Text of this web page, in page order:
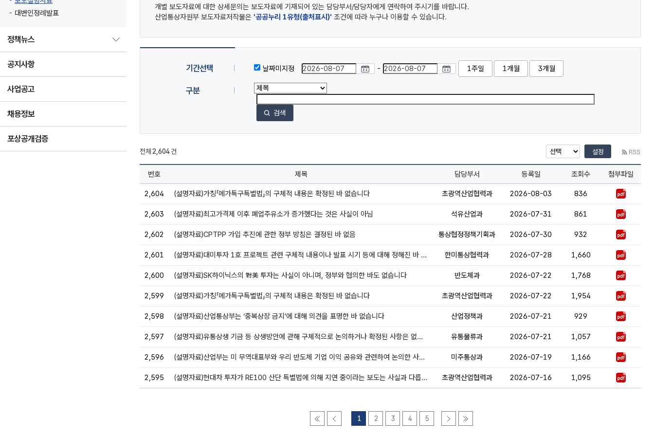
대변인정례발표
정책뉴스
공지사항
사업공고
채용정보
포상공개검증
개별 보도자료에 대한 상세문의는 보도자료에 기재되어 있는 담당부서/담당자에게 연락하여 주시기를 바랍니다.
산업통상자원부 보도자료저작물은 '공공누리 1유형(출처표시)' 조건에 따라 누구나 이용할 수 있습니다.
기간선택 날짜미지정 - 1주일 1개월 3개월
구분
검색
전체2,604건 설정
번호 제목 담당부서 등록일 조회수 첨부파일
2,604 (설명자료)가칭「메가특구특별법」의 구체적 내용은 확정된 바 없습니다 초광역산업협력과 2026-08-03 836
2,603 (설명자료)최고가격제 이후 폐업주유소가 증가했다는 것은 사실이 아님 석유산업과 2026-07-31 861
2,602 (설명자료)CPTPP 가입 추진에 관한 정부 방침은 결정된 바 없음 통상협정정책기획과 2026-07-30 932
2,601 (설명자료)대미투자 1호 프로젝트 관련 구체적 내용이나 발표 시기 등에 대해 정해진 바 없음 한미통상협력과 2026-07-28 1,660
2,600 (설명자료)SK하이닉스의 對美 투자는 사실이 아니며, 정부와 협의한 바도 없습니다 반도체과 2026-07-22 1,768
2,599 (설명자료)가칭「메가특구특별법」의 구체적 내용은 확정된 바 없습니다 초광역산업협력과 2026-07-22 1,954
2,598 (설명자료)산업통상부는 ‘중복상장 금지’에 대해 의견을 표명한 바 없습니다 산업정책과 2026-07-21 929
2,597 (설명자료)유통상생 기금 등 상생방안에 관해 구체적으로 논의하거나 확정된 사항은 없습니다 유통물류과 2026-07-21 1,057
2,596 (설명자료)산업부는 미 무역대표부와 우리 반도체 기업 이익 공유와 관련하여 논의한 사실이 없습니다 미주통상과 2026-07-19 1,166
2,595 (설명자료)현대차 투자가 RE100 산단 특별법에 의해 지연 중이라는 보도는 사실과 다릅니다. 초광역산업협력과 2026-07-16 1,095
1 2 3 4 5